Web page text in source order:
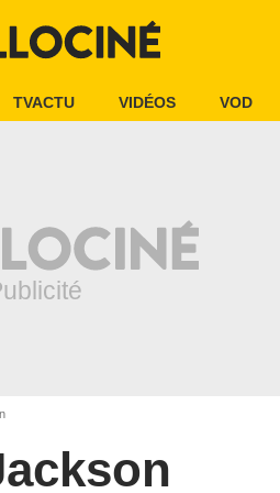
TVACTU VIDÉOS VOD